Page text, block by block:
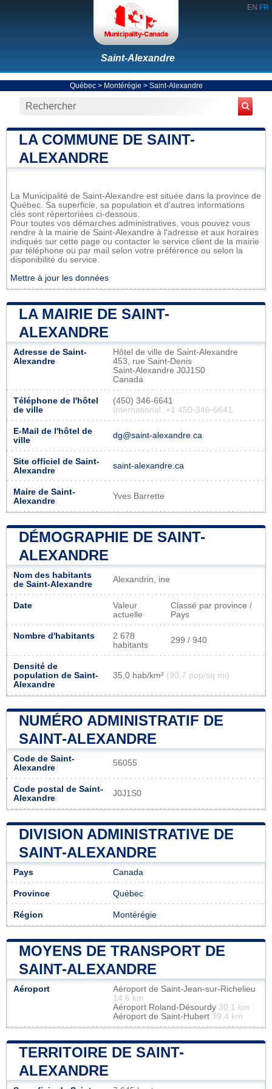
EN FR
Saint-Alexandre
Québec> Montérégie > Saint-Alexandre
LA COMMUNE DE SAINT-
ALEXANDRE
La Municipalité de Saint-Alexandre est située dans la province de
Québec. Sa superficie, sa population et d'autres informations
clés sont répertoriées ci-dessous.
Pour toutes vos démarches administratives, vous pouvez vous
rendre à la mairie de Saint-Alexandre à l'adresse et aux horaires
indiqués sur cette page ou contacter le service client de la mairie
par téléphone ou par mail selon votre préférence ou selon la
disponibilité du service.
Mettre à jour les données
LA MAIRIE DE SAINT-
ALEXANDRE
Adresse de Saint-
Alexandre
Hôtel de ville de Saint-Alexandre
453, rue Saint-Denis
Saint-Alexandre J0J1S0
Canada
Téléphone de l'hôtel
de ville
(450) 346-6641
International: +1 450-346-6641
E-Mail de l'hôtel de
ville
dg@saint-alexandre.ca
Site officiel de Saint-
Alexandre
saint-alexandre.ca
Maire de Saint-
Alexandre
Yves Barrette
DÉMOGRAPHIE DE SAINT-
ALEXANDRE
Nom des habitants
de Saint-Alexandre
Alexandrin, ine
Date
Valeur
actuelle
Classé par province /
Pays
Nombre d'habitants
2 678
habitants
299 / 940
Densité de
population de Saint-
Alexandre
35,0 hab/km² (90,7 pop/sq mi)
NUMÉRO ADMINISTRATIF DE
SAINT-ALEXANDRE
Code de Saint-
Alexandre
56055
Code postal de Saint-
Alexandre
J0J1S0
DIVISION ADMINISTRATIVE DE
SAINT-ALEXANDRE
Pays Canada
Province Québec
Région Montérégie
MOYENS DE TRANSPORT DE
SAINT-ALEXANDRE
Aéroport
Aéroport de Saint-Jean-sur-Richelieu
14.6 km
Aéroport Roland-Désourdy 30.1 km
Aéroport de Saint-Hubert 39.4 km
TERRITOIRE DE SAINT-
ALEXANDRE